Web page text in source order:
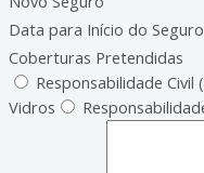
Data para Início do Seguro
Coberturas Pretendidas
Responsabilidade
Vidros